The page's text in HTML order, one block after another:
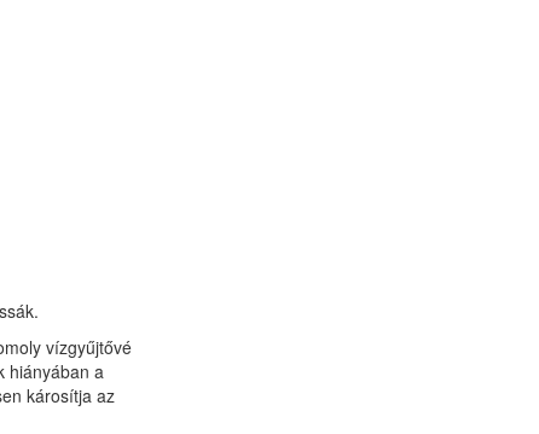
vízgyűjtővé
hiányában a
károsítja az